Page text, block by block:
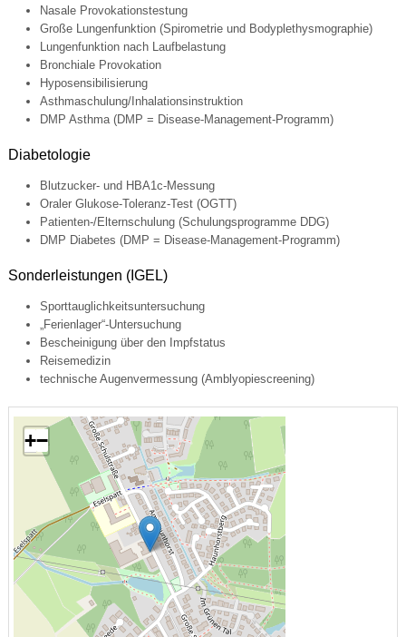
Nasale Provokationstestung
Große Lungenfunktion (Spirometrie und Bodyplethysmographie)
Lungenfunktion nach Laufbelastung
Bronchiale Provokation
Hyposensibilisierung
Asthmaschulung/Inhalationsinstruktion
DMP Asthma (DMP = Disease-Management-Programm)
Diabetologie
Blutzucker- und HBA1c-Messung
Oraler Glukose-Toleranz-Test (OGTT)
Patienten-/Elternschulung (Schulungsprogramme DDG)
DMP Diabetes (DMP = Disease-Management-Programm)
Sonderleistungen (IGEL)
Sporttauglichkeitsuntersuchung
„Ferienlager“-Untersuchung
Bescheinigung über den Impfstatus
Reisemedizin
technische Augenvermessung (Amblyopiescreening)
+−